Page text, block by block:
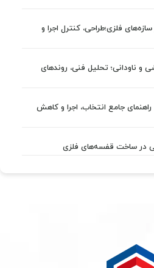
فلزی؛طراحی، کنترل اجرا و
و ناودانی؛ تحلیل فنی، روندهای
جامع انتخاب، اجرا و کاهش
در ساخت قفسه‌های فلزی